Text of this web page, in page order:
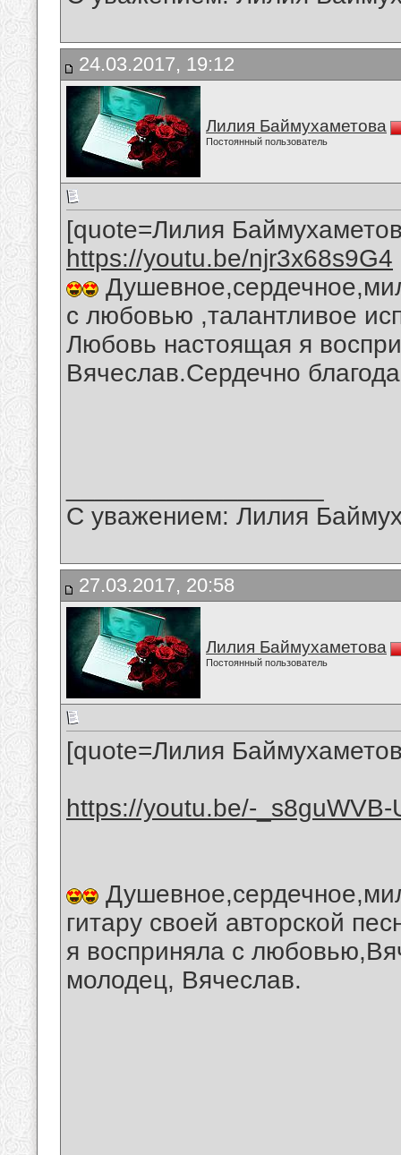
24.03.2017, 19:12
Лилия Баймухаметова
Постоянный пользователь
[quote=Лилия
https://youtu.be/njr3x68s9G4
с любовью ,талантливое
Любовь настоящая я
Вячеслав.Сердечно
С уважением: Лилия
27.03.2017, 20:58
Лилия Баймухаметова
Постоянный пользователь
[quote=Лилия
https://youtu.be/-_s8guWVB-
гитару своей авторской
я восприняла с
молодец, Вячеслав.